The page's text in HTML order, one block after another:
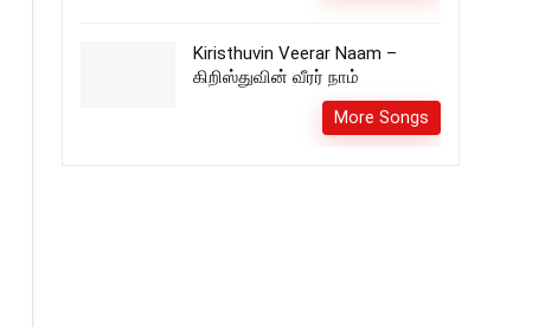
Kiristhuvin Veerar Naam –
கிறிஸ்துவின் வீரர் நாம்
More Songs